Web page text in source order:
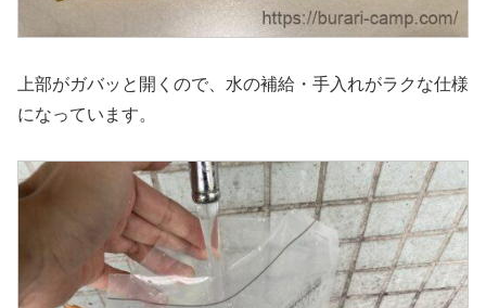
上部がガバッと開くので、水の補給・手入れがラクな仕様
になっています。